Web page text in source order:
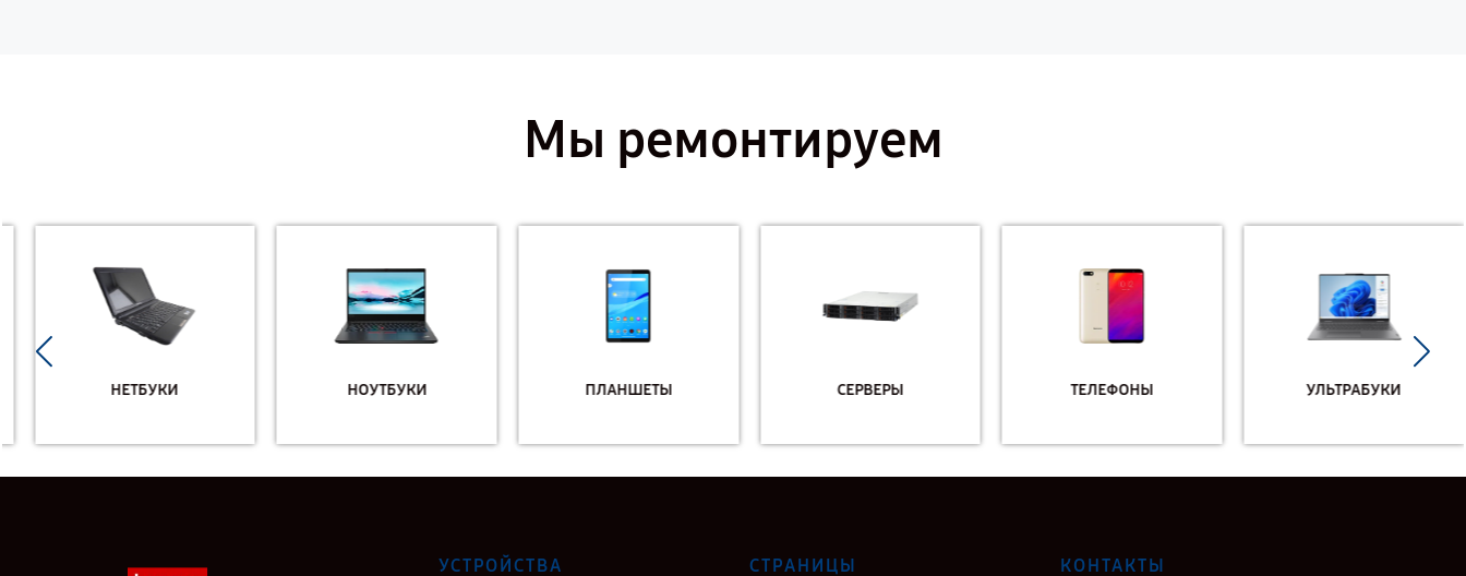
Мы ремонтируем
НЕТБУКИ НОУТБУКИ ПЛАНШЕТЫ СЕРВЕРЫ ТЕЛЕФОНЫ УЛЬТРАБУКИ
УСТРОЙСТВА СТРАНИЦЫ КОНТАКТЫ